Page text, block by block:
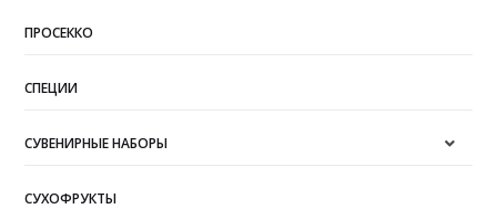
ПРОСЕККО
СПЕЦИИ
СУВЕНИРНЫЕ НАБОРЫ
СУХОФРУКТЫ